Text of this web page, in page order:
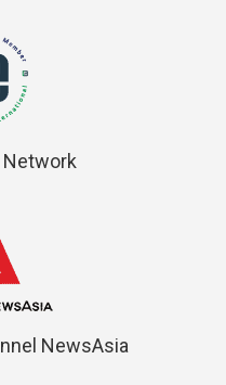
NewsAsia